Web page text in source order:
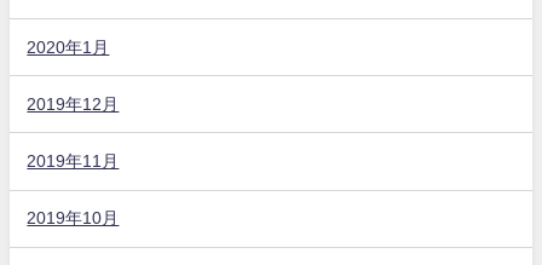
2020年1月
2019年12月
2019年11月
2019年10月